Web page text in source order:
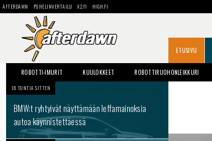
AFTERDAWN PUHELINVERTAILU X2.FI HIGH.FI
ETUSIVU
ROBOTTI-IMURIT KUULOKKEET ROBOTTIRUOHONLEIKKURI
18 TUNTIA SITTEN
BMW:t ryhtyivät näyttämään leffamainoksia
autoa käynnistettäessä